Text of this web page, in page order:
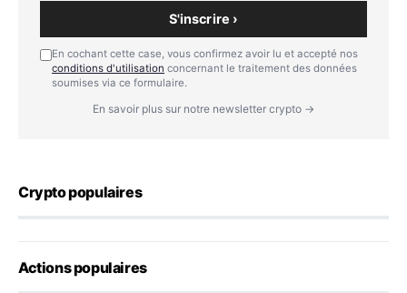
S'inscrire ›
En cochant cette case, vous confirmez avoir lu et accepté nos
conditions d'utilisation concernant le traitement des données
soumises via ce formulaire.
En savoir plus sur notre newsletter crypto →
Crypto populaires
Actions populaires